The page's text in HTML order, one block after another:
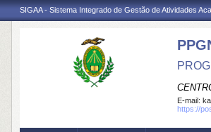
SIGAA - Sistema Integrado de Gestão de Atividades
E-mail:
https://